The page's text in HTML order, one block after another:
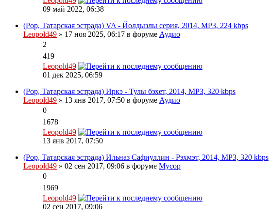
09 май 2022, 06:38
(Pop, Татарская эстрада) VA - Йолдызлы серия, 2014, MP3, 224 kbps
Leopold49 » 17 ноя 2025, 06:17 в форуме Аудио
2
419
Leopold49
01 дек 2025, 06:59
(Pop, Татарская эстрада) Иркэ - Тулы бэхет, 2014, MP3, 320 kbps
Leopold49 » 13 янв 2017, 07:50 в форуме Аудио
0
1678
Leopold49
13 янв 2017, 07:50
(Pop, Татарская эстрада) Ильназ Сафиуллин - Рэхмэт, 2014, MP3, 320 kbps
Leopold49 » 02 сен 2017, 09:06 в форуме Мусор
0
1969
Leopold49
02 сен 2017, 09:06